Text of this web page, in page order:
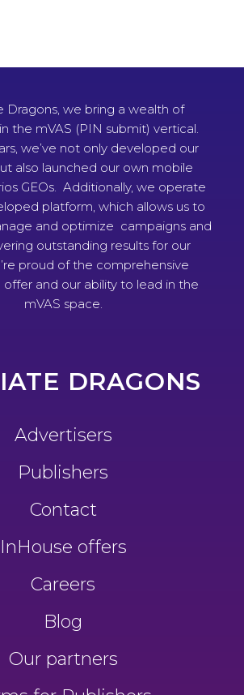
Dragons, we bring a wealth of
the mVAS (PIN submit) vertical.
we’ve not only developed our
also launched our own mobile
GEOs. Additionally, we operate
platform, which allows us to
and optimize campaigns and
outstanding results for our
proud of the comprehensive
offer and our ability to lead in the
mVAS space.
DRAGONS
Advertisers
Publishers
Contact
InHouse offers
Careers
Blog
Our partners